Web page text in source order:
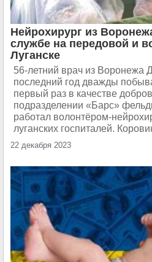
Нейрохирург из
службе на передовой и
Луганске
56-летний врач из Воронежа
последний год дважды
первый раз в качестве
подразделении «Барс»
работал волонтёром-
луганских госпиталей.
22 декабря 2023